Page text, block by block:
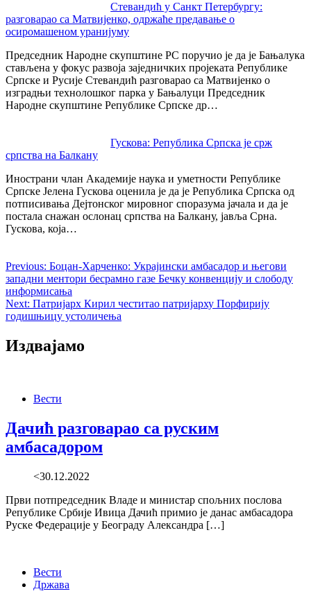
Стевандић у Санкт Петербургу:
разговарао са Матвијенко, одржаће предавање о
осиромашеном уранијуму
Председник Нaродне скупштине РС поручио је да je Бањалука
стављена у фокус развоја заједничких пројеката Републике
Српске и Русије Стевандић разговарао са Матвијенко о
изградњи технолошког парка у Бањалуци Председник
Народне скупштине Републике Српске др…
Гускова: Република Српска је срж
српства на Балкану
Инострани члан Академије наука и уметности Републике
Српске Јелена Гускова оценила је да је Република Српска од
потписивања Дејтонског мировног споразума јачала и да је
постала снажан ослонац српства на Балкану, јавља Срна.
Гускова, која…
Previous: Боцан-Харченко: Украјински амбасадор и његови
западни ментори бесрамно газе Бечку конвенцију и слободу
информисања
Next: Патријарх Кирил честитао патријарху Порфирију
годишњицу устоличења
Издвајамо
Вести
Дачић разговарао са руским
амбасадором
<30.12.2022
Први потпредседник Владе и министар спољних послова
Републике Србије Ивица Дачић примио је данас амбасадора
Руске Федерације у Београду Александра […]
Вести
Држава